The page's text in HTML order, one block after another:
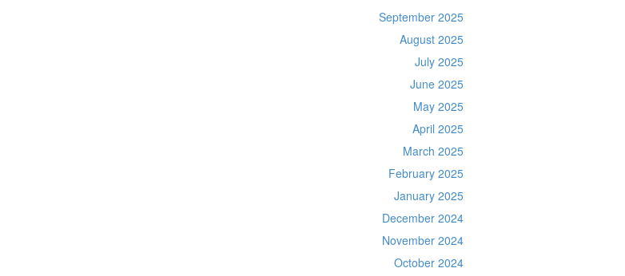
September 2025
August 2025
July 2025
June 2025
May 2025
April 2025
March 2025
February 2025
January 2025
December 2024
November 2024
October 2024